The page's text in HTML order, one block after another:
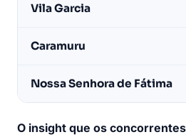
Vila Garcia
Caramuru
Nossa Senhora de Fátima
O insight que os